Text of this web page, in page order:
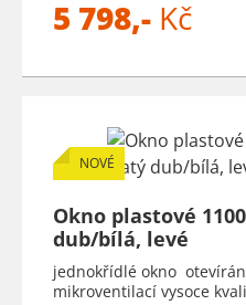
5 798,- Kč
NOVÉ
Okno plastové
dub/bílá, levé
jednokřídlé okno
mikroventilací vysoce